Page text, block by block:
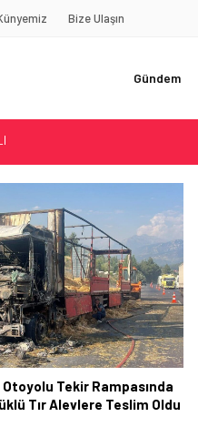
Bize Ulaşın
Gündem
Yaylası
Tasarımın Öncüsü GZR Ajans
Emniyetinde Bir İlk: Yeni
Yabacı Basınla Buluştu